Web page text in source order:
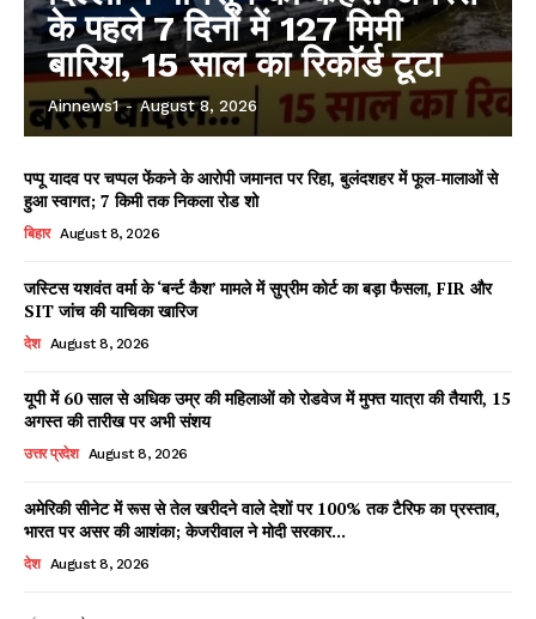
Facebook
X WhatsApp
Share
Read Latest News on AIN
के पहले 7 दिनों में 127 मिमी
बारिश, 15 साल का रिकॉर्ड टूटा
Ainnews1 - August 8, 2026
पप्पू यादव पर चप्पल फेंकने के आरोपी जमानत पर रिहा, बुलंदशहर में फूल-मालाओं से
हुआ स्वागत; 7 किमी तक निकला रोड शो
बिहार August 8, 2026
जस्टिस यशवंत वर्मा के ‘बर्न्ट कैश’ मामले में सुप्रीम कोर्ट का बड़ा फैसला, FIR और
SIT जांच की याचिका खारिज
देश August 8, 2026
यूपी में 60 साल से अधिक उम्र की महिलाओं को रोडवेज में मुफ्त यात्रा की तैयारी, 15
अगस्त की तारीख पर अभी संशय
उत्तर प्रदेश August 8, 2026
अमेरिकी सीनेट में रूस से तेल खरीदने वाले देशों पर 100% तक टैरिफ का प्रस्ताव,
भारत पर असर की आशंका; केजरीवाल ने मोदी सरकार...
देश August 8, 2026